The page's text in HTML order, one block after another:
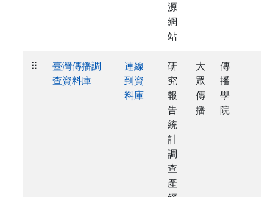
源
網
站
⠿
臺灣傳播調
查資料庫
連線
到資
料庫
研
究
報
告
統
計
調
查
產
大
眾
傳
播
傳
播
學
院